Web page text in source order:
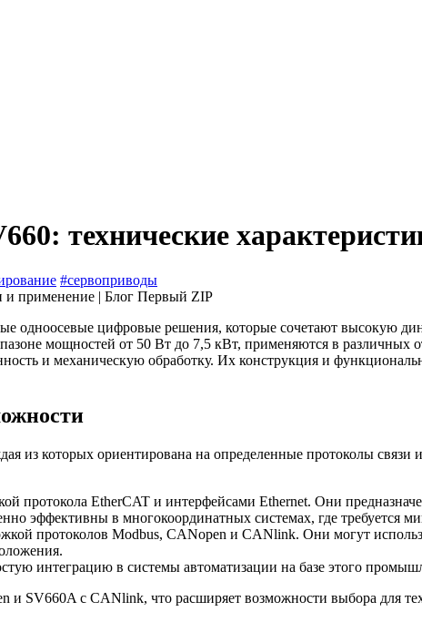
технические
#сервоприводы
одноосевые цифровые решения, которые сочетают высокую
мощностей от 50 Вт до 7,5 кВт, применяются в различных
и механическую обработку. Их конструкция и
из которых ориентирована на определенные протоколы связи
протокола EtherCAT и интерфейсами Ethernet. Они
эффективны в многокоординатных системах, где требуется
протоколов Modbus, CANopen и CANlink. Они могут
интеграцию в системы автоматизации на базе этого
SV660A с CANlink, что расширяет возможности выбора для